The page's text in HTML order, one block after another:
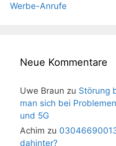
Werbe-Anrufe
Neue Kommentare
Uwe Braun zu Störung
man sich bei
und 5G
Achim zu
dahinter?